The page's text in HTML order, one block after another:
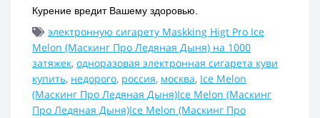
Курение вредит Вашему здоровью.
электронную сигарету Maskking Higt Pro Ice
Melon (Маскинг Про Ледяная Дыня) на 1000
затяжек, одноразовая электронная сигарета куви
купить, недорого, россия, москва, Ice Melon
(Маскинг Про Ледяная Дыня)Ice Melon (Маскинг
Про Ледяная Дыня)Ice Melon (Маскинг Про